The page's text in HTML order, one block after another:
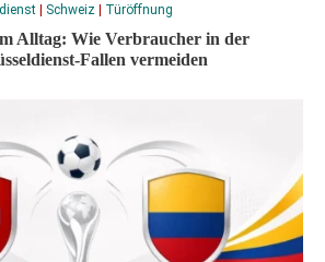
| Schweiz | Türöffnung
Alltag: Wie Verbraucher in der
Fallen vermeiden